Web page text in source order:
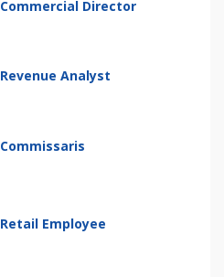
Commercial Director
Revenue Analyst
Commissaris
Retail Employee